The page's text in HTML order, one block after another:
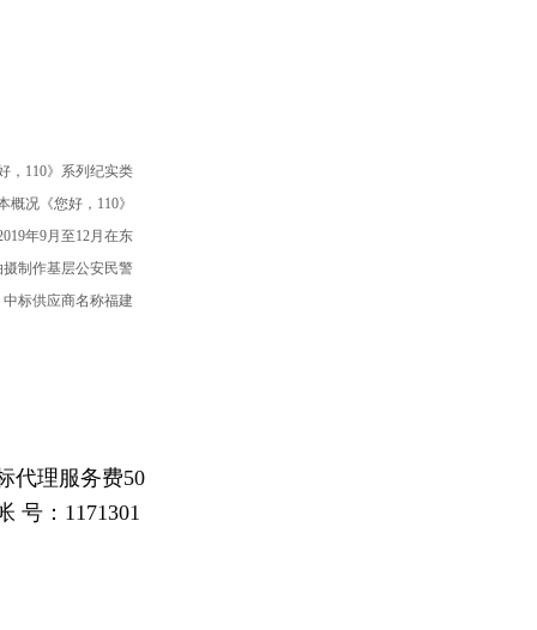
，110》系列纪实类
况《您好，110》
年9月至12月在东
制作基层公安民警
标供应商名称福建
代理服务费50
号：1171301